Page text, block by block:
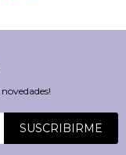
SUSCRIBIRME